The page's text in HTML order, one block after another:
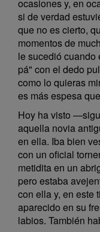
ocasiones y, en
si de verdad
que no es cierto,
momentos de
le sucedió cuando
pá" con el dedo
como lo quieras
es más espesa
Hoy ha visto
aquella novia
en ella. Iba bien
con un oficial
metidita en un
pero estaba
con ella y, en este
aparecido en su
labios. También